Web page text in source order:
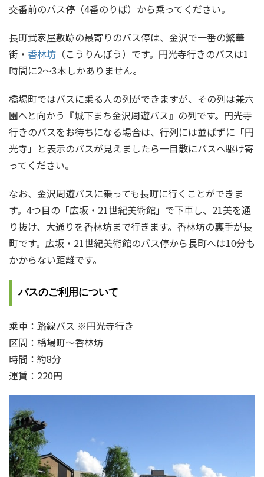
交番前のバス停（4番のりば）から乗ってください。
長町武家屋敷跡の最寄りのバス停は、金沢で一番の繁華
街・ 香林坊 （こうりんぼう）です。円光寺行きのバスは1
時間に2～3本しかありません。
橋場町ではバスに乗る人の列ができますが、その列は兼六
園へと向かう『城下まち金沢周遊バス』の列です。円光寺
行きのバスをお待ちになる場合は、行列には並ばずに「円
光寺」と表示のバスが見えましたら一目散にバスへ駆け寄
ってください。
なお、金沢周遊バスに乗っても長町に行くことができま
す。4つ目の「広坂・21世紀美術館」で下車し、21美を通
り抜け、大通りを香林坊まで行きます。香林坊の裏手が長
町です。広坂・21世紀美術館のバス停から長町へは10分も
かからない距離です。
バスのご利用について
乗車：路線バス ※円光寺行き
区間：橋場町～香林坊
時間：約8分
運賃：220円